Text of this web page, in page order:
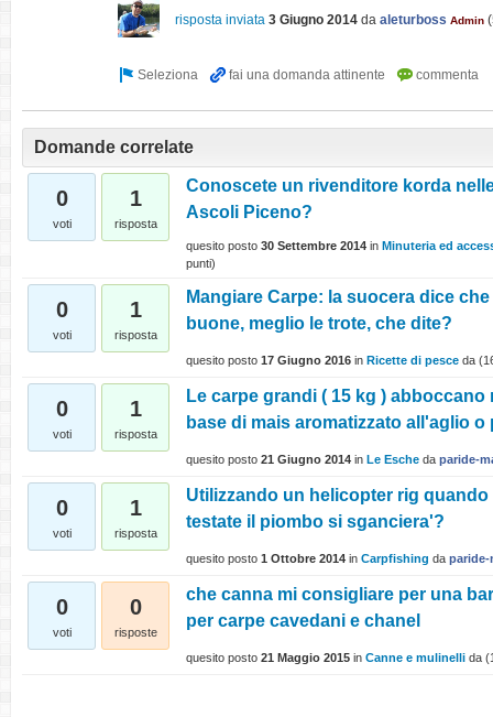
risposta inviata 3 Giugno 2014 da aleturboss Admin (
Domande correlate
0
voti
1
risposta
Conoscete un rivenditore korda
Ascoli Piceno?
quesito posto 30 Settembre 2014 in Minuteria ed
punti)
0
voti
1
risposta
Mangiare Carpe: la suocera dice
buone, meglio le trote, che dite?
quesito posto 17 Giugno 2016 in Ricette di pesce da (
0
voti
1
risposta
Le carpe grandi ( 15 kg )
base di mais aromatizzato all'aglio o
quesito posto 21 Giugno 2014 in Le Esche da paride-
0
voti
1
risposta
Utilizzando un helicopter rig quando
testate il piombo si sganciera'?
quesito posto 1 Ottobre 2014 in Carpfishing da paride-
0
voti
0
risposte
che canna mi consigliare per una
per carpe cavedani e chanel
quesito posto 21 Maggio 2015 in Canne e mulinelli da (